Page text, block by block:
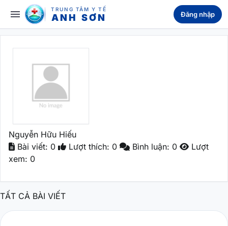
menu TRUNG TÂM Y TẾ
ANH SƠN Đăng nhập
Nguyễn Hữu Hiếu
Bài viết: 0
Lượt thích: 0 Bình luận: 0
Lượt
xem: 0
TẤT CẢ BÀI VIẾT